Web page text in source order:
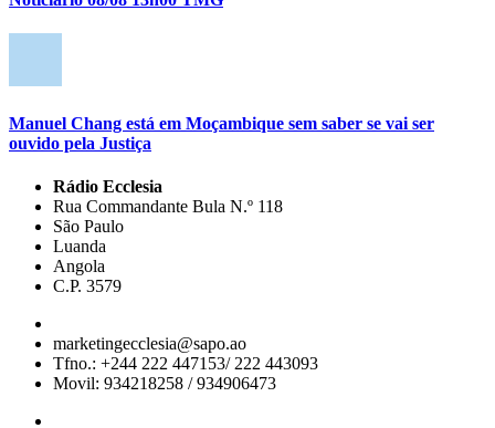
Manuel Chang está em Moçambique sem saber se vai ser
ouvido pela Justiça
Rádio Ecclesia
Rua Commandante Bula N.º 118
São Paulo
Luanda
Angola
C.P. 3579
marketingecclesia@sapo.ao
Tfno.: +244 222 447153/ 222 443093
Movil: 934218258 / 934906473